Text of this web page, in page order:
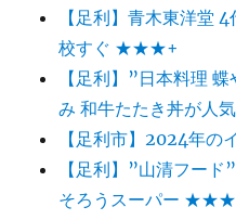
【足利】青木東洋堂
校すぐ ★★★+
【足利】”日本料理
み 和牛たたき丼が
【足利市】2024年の
【足利】”山清フー
そろうスーパー